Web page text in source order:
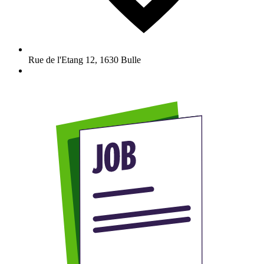
Rue de l'Etang 12, 1630 Bulle